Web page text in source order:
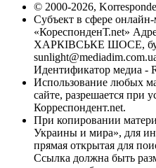
© 2000-2026,
Субъект в сфере
«КореспонденТ.net»
ХАРКІВСЬКЕ ШОСЕ,
Идентификатор медиа -
Использование любых
сайте, разрешается при
Корреспондент.net.
При копировании
Украины и мира», для
прямая открытая для
Ссылка должна быть